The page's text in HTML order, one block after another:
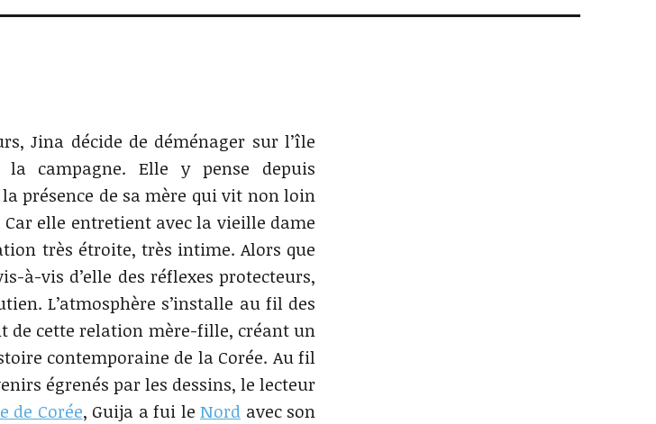
Jina décide de déménager sur l’île
campagne. Elle y pense depuis
présence de sa mère qui vit non loin
Car elle entretient avec la vieille dame
très étroite, très intime. Alors que
à-vis d’elle des réflexes protecteurs,
L’atmosphère s’installe au fil des
de cette relation mère-fille, créant un
contemporaine de la Corée. Au fil
égrenés par les dessins, le lecteur
de Corée, Guija a fui le Nord avec son